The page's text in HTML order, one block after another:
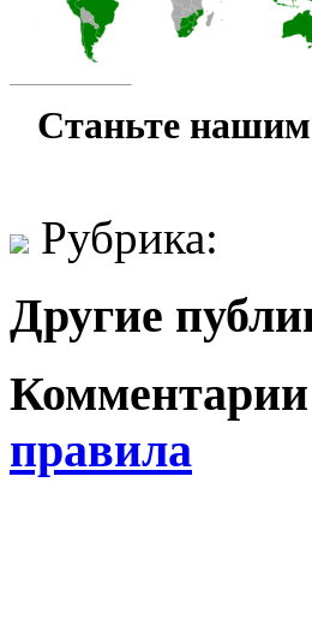
Станьте нашим
Рубрика:
Другие
Комментарии
правила